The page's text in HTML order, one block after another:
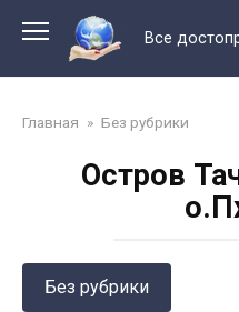
контенту
Все
Главная » Без рубрики
Остров
Без рубрики